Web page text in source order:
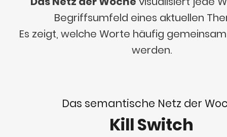
Begriffsumfeld eines aktuellen
Es zeigt, welche Worte häufig
werden.
Das semantische Netz der
Kill Switch